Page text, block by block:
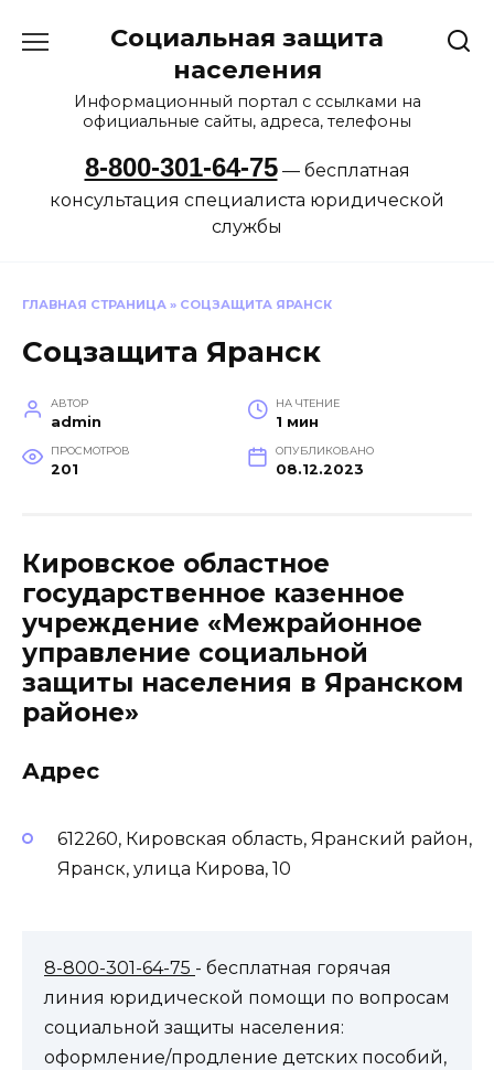
Социальная защита
населения
Информационный портал с ссылками на
официальные сайты, адреса, телефоны
8-800-301-64-75— бесплатная
консультация специалиста юридической
службы
ГЛАВНАЯ СТРАНИЦА » СОЦЗАЩИТА ЯРАНСК
Соцзащита Яранск
АВТОР
admin
НА ЧТЕНИЕ
1 мин
ПРОСМОТРОВ
201
ОПУБЛИКОВАНО
08.12.2023
Кировское областное
государственное казенное
учреждение «Межрайонное
управление социальной
защиты населения в Яранском
районе»
Адрес
612260, Кировская область, Яранский район,
Яранск, улица Кирова, 10
8-800-301-64-75 - бесплатная горячая
линия юридической помощи по вопросам
социальной защиты населения:
оформление/продление детских пособий,